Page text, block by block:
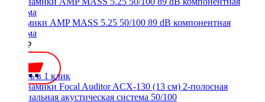
Динамики AMP MASS 5.25 50/100 89 dB компонентная
система
2800 ₽
Купить в 1 клик